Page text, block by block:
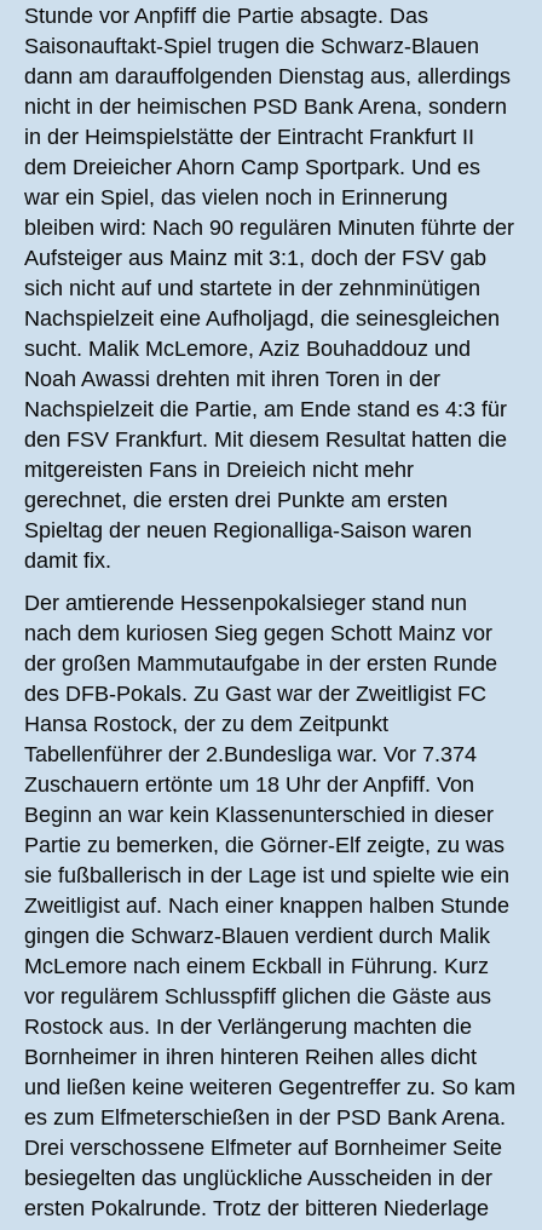
Stunde vor Anpfiff die Partie absagte. Das
Saisonauftakt-Spiel trugen die Schwarz-Blauen
dann am darauffolgenden Dienstag aus, allerdings
nicht in der heimischen PSD Bank Arena, sondern
in der Heimspielstätte der Eintracht Frankfurt II
dem Dreieicher Ahorn Camp Sportpark. Und es
war ein Spiel, das vielen noch in Erinnerung
bleiben wird: Nach 90 regulären Minuten führte der
Aufsteiger aus Mainz mit 3:1, doch der FSV gab
sich nicht auf und startete in der zehnminütigen
Nachspielzeit eine Aufholjagd, die seinesgleichen
sucht. Malik McLemore, Aziz Bouhaddouz und
Noah Awassi drehten mit ihren Toren in der
Nachspielzeit die Partie, am Ende stand es 4:3 für
den FSV Frankfurt. Mit diesem Resultat hatten die
mitgereisten Fans in Dreieich nicht mehr
gerechnet, die ersten drei Punkte am ersten
Spieltag der neuen Regionalliga-Saison waren
damit fix.
Der amtierende Hessenpokalsieger stand nun
nach dem kuriosen Sieg gegen Schott Mainz vor
der großen Mammutaufgabe in der ersten Runde
des DFB-Pokals. Zu Gast war der Zweitligist FC
Hansa Rostock, der zu dem Zeitpunkt
Tabellenführer der 2.Bundesliga war. Vor 7.374
Zuschauern ertönte um 18 Uhr der Anpfiff. Von
Beginn an war kein Klassenunterschied in dieser
Partie zu bemerken, die Görner-Elf zeigte, zu was
sie fußballerisch in der Lage ist und spielte wie ein
Zweitligist auf. Nach einer knappen halben Stunde
gingen die Schwarz-Blauen verdient durch Malik
McLemore nach einem Eckball in Führung. Kurz
vor regulärem Schlusspfiff glichen die Gäste aus
Rostock aus. In der Verlängerung machten die
Bornheimer in ihren hinteren Reihen alles dicht
und ließen keine weiteren Gegentreffer zu. So kam
es zum Elfmeterschießen in der PSD Bank Arena.
Drei verschossene Elfmeter auf Bornheimer Seite
besiegelten das unglückliche Ausscheiden in der
ersten Pokalrunde. Trotz der bitteren Niederlage